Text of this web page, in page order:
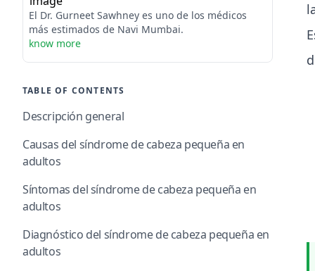
El Dr. Gurneet Sawhney es uno de los médicos
más estimados de Navi Mumbai.
know more
TABLE OF CONTENTS
Descripción general
Causas del síndrome de cabeza pequeña en
adultos
Síntomas del síndrome de cabeza pequeña en
adultos
Diagnóstico del síndrome de cabeza pequeña en
adultos